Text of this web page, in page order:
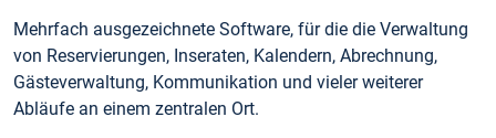
Mehrfach ausgezeichnete Software, für die die Verwaltung
von Reservierungen, Inseraten, Kalendern, Abrechnung,
Gästeverwaltung, Kommunikation und vieler weiterer
Abläufe an einem zentralen Ort.